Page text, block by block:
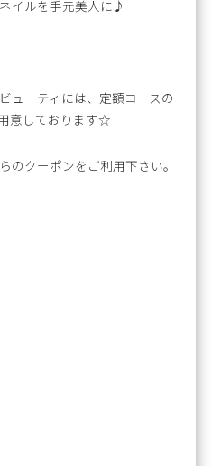
イルを手元美人に♪
ューティには、定額コースの
意しております☆
のクーポンをご利用下さい。